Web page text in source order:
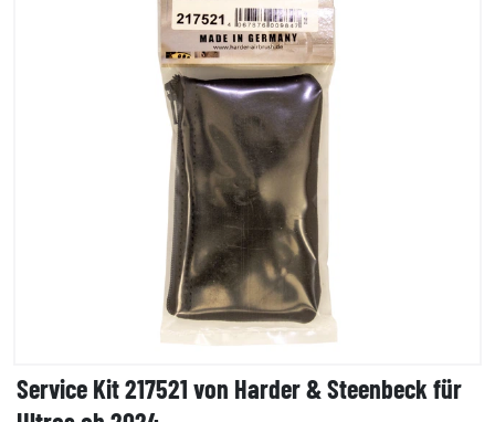
Service Kit 217521 von Harder & Steenbeck für